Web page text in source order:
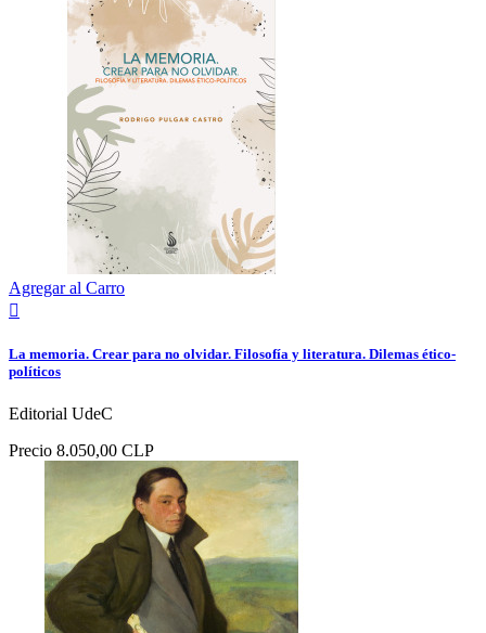
Agregar al Carro

La memoria. Crear para no olvidar. Filosofía y literatura. Dilemas ético-
políticos
Editorial UdeC
Precio 8.050,00 CLP